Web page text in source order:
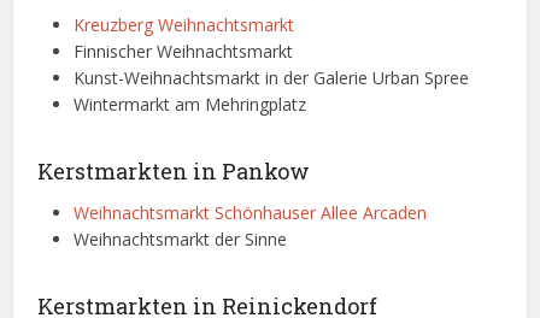
Kreuzberg Weihnachtsmarkt
Finnischer Weihnachtsmarkt
Kunst-Weihnachtsmarkt in der Galerie Urban Spree
Wintermarkt am Mehringplatz
Kerstmarkten in Pankow
Weihnachtsmarkt Schönhauser Allee Arcaden
Weihnachtsmarkt der Sinne
Kerstmarkten in Reinickendorf